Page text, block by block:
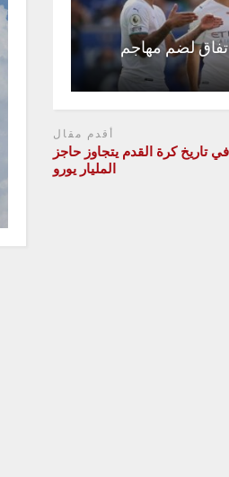
لضم مهاجم
أقدم مقال
تاريخ كرة القدم يتجاوز حاجز
المليار يورو